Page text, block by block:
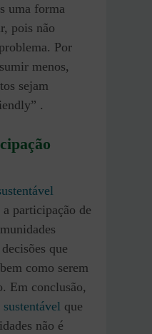
uma forma
pois não
Por
menos,
sejam
.
participação de
que
como serem
Em conclusão,
que
não é